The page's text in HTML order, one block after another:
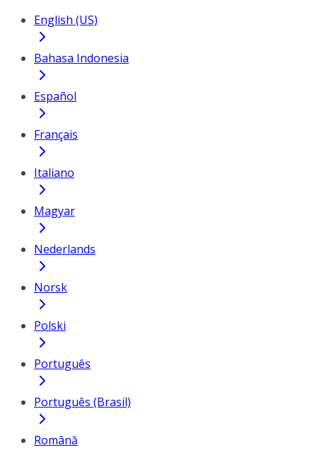
English (US)
Bahasa Indonesia
Español
Français
Italiano
Magyar
Nederlands
Norsk
Polski
Português
Português (Brasil)
Română